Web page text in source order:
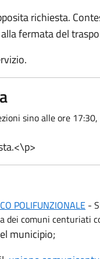
richiesta.
fermata del
sino alle ore
POLIFUNZIONALE -
dei comuni centuriati
municipio;